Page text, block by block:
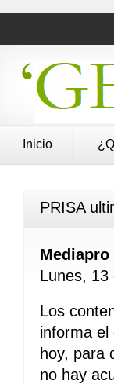
Inicio
PRISA
Lunes, 13
Los
informa el
hoy, para
no hay